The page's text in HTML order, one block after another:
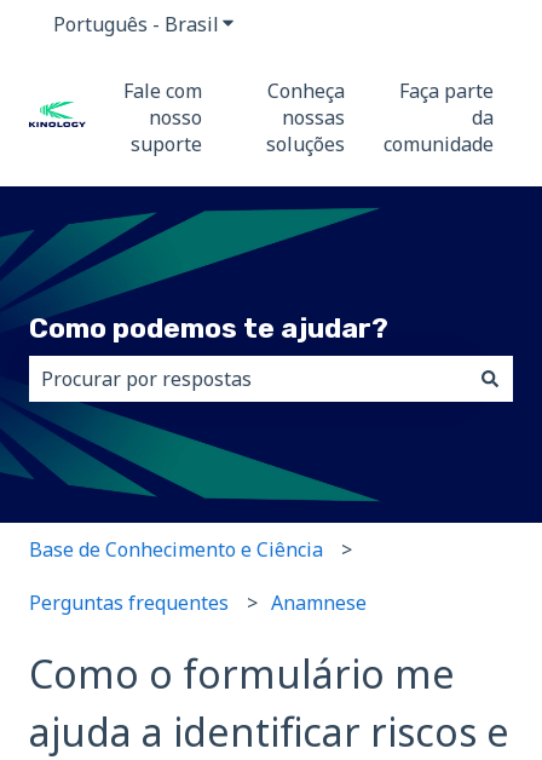
Português - BrasilMostrar submenu para traduções
Fale com
nosso
suporte
Conheça
nossas
soluções
Faça parte
da
comunidade
Como podemos te ajudar?
Não há sugestões porque o campo de pesquisa está
Base de Conhecimento e Ciência
Perguntas frequentes Anamnese
Como o formulário me
ajuda a identificar riscos e